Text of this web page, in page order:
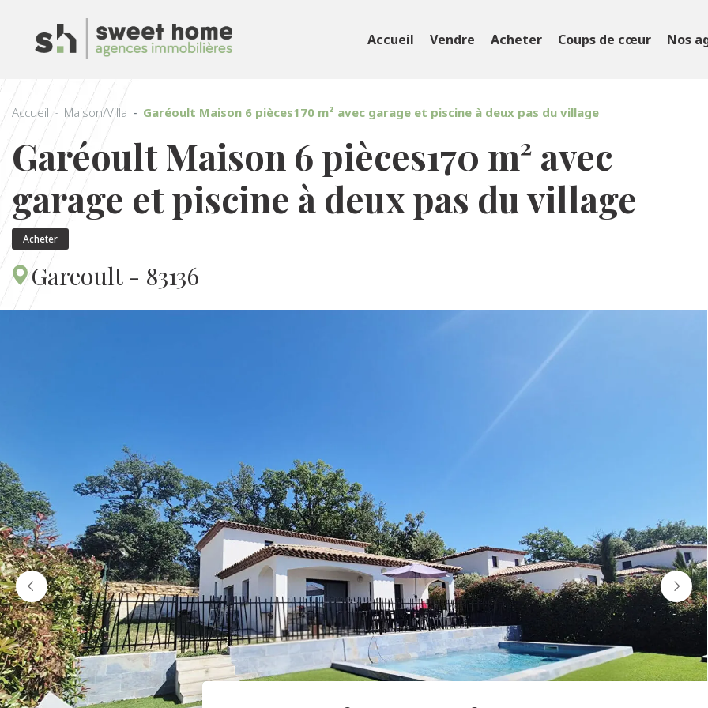
Accueil Vendre Acheter Coups de cœur Nos
Accueil Maison/Villa Garéoult Maison 6 pièces170 m² avec garage et piscine à deux pas du village
Garéoult Maison 6 pièces170 m² avec
garage et piscine à deux pas du village
Acheter
Gareoult - 83136